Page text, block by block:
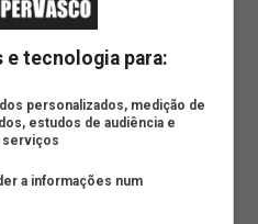
e tecnologia para:
personalizados, medição de
estudos de audiência e
serviços
a informações num